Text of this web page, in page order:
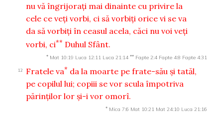
nu vă îngrijoraţi mai dinainte cu privire la
cele ce veţi vorbi, ci să vorbiţi orice vi se va
da să vorbiţi în ceasul acela, căci nu voi veţi
vorbi, ci** Duhul Sfânt.
* Mat 10:19 Luca 12:11 Luca 21:14 ** Fapte 2:4 Fapte 4:8 Fapte 4:31
12 Fratele va* da la moarte pe frate-său şi tatăl,
pe copilul lui; copiii se vor scula împotriva
părinţilor lor şi-i vor omorî.
* Mica 7:6 Mat 10:21 Mat 24:10 Luca 21:16